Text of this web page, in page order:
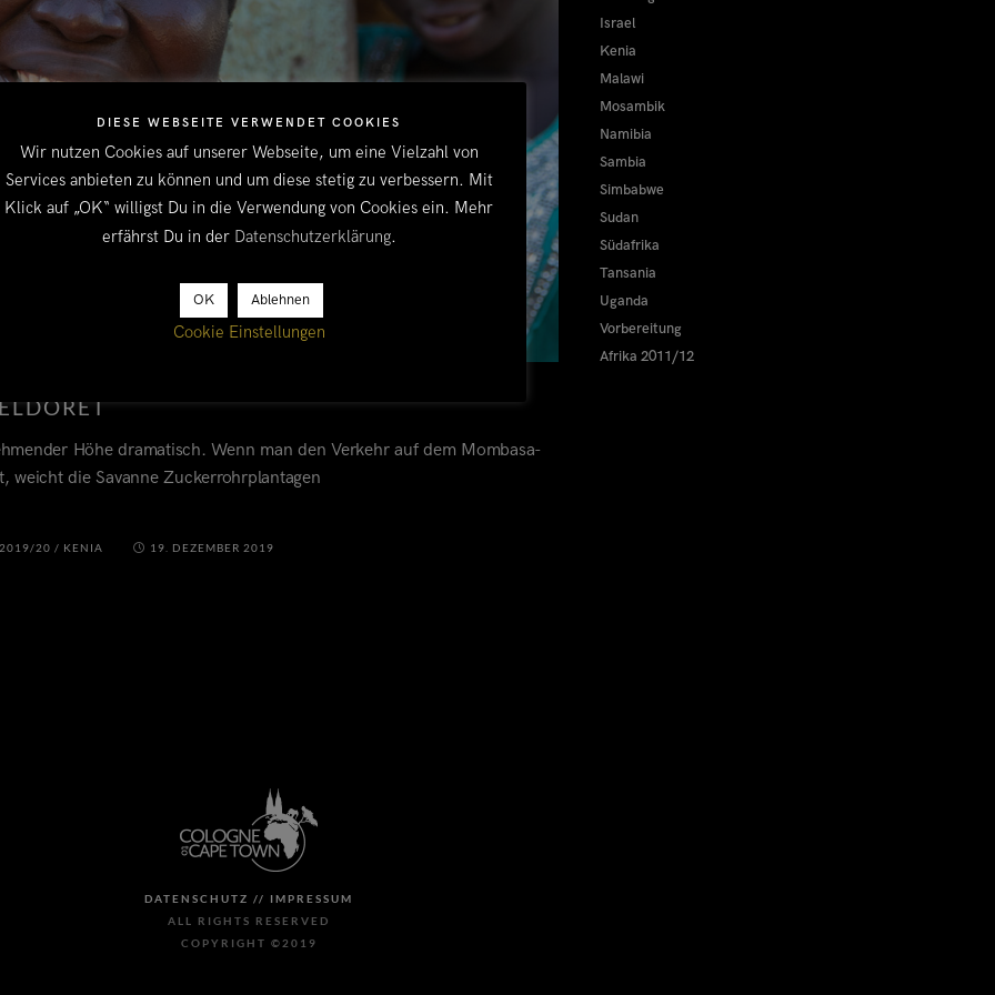
ELDORET
Höhe dramatisch. Wenn man den Verkehr auf dem Mombasa-
weicht die Savanne Zuckerrohrplantagen
20 / KENIA 19. DEZEMBER 2019
Israel
Kenia
Malawi
Mosambik
Namibia
Sambia
Simbabwe
Sudan
Südafrika
Tansania
Uganda
Vorbereitung
Afrika 2011/12
DATENSCHUTZ // IMPRESSUM
ALL RIGHTS RESERVED
COPYRIGHT ©2019
DIESE WEBSEITE VERWENDET COOKIES
Wir nutzen Cookies auf unserer Webseite, um eine Vielzahl von
Services anbieten zu können und um diese stetig zu verbessern. Mit
Klick auf „OK“ willigst Du in die Verwendung von Cookies ein. Mehr
erfährst Du in der Datenschutzerklärung.
OK Ablehnen
Cookie Einstellungen